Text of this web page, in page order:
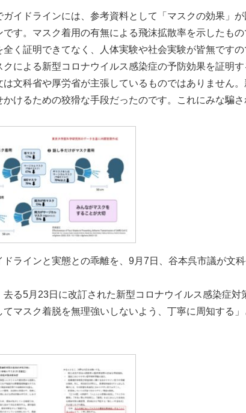
イドラインには、参考資料として「マスクの効果」
です。マスク着用の有無による飛沫拡散率を示したも
全く証明できてなく、人体実験や社会実験が皆無です
クによる新型コロナウイルス感染症の予防効果を証明
文科省や厚労省が主張しているものではありません
かけるための狡猾な手段だったのです。これにみな騙さ
ラインと実態との乖離を、9月7日、谷本呉市議が文
る5月23日に改訂された新型コロナウイルス感染症
てマスク着脱を無理強いしないよう、丁寧に周知する